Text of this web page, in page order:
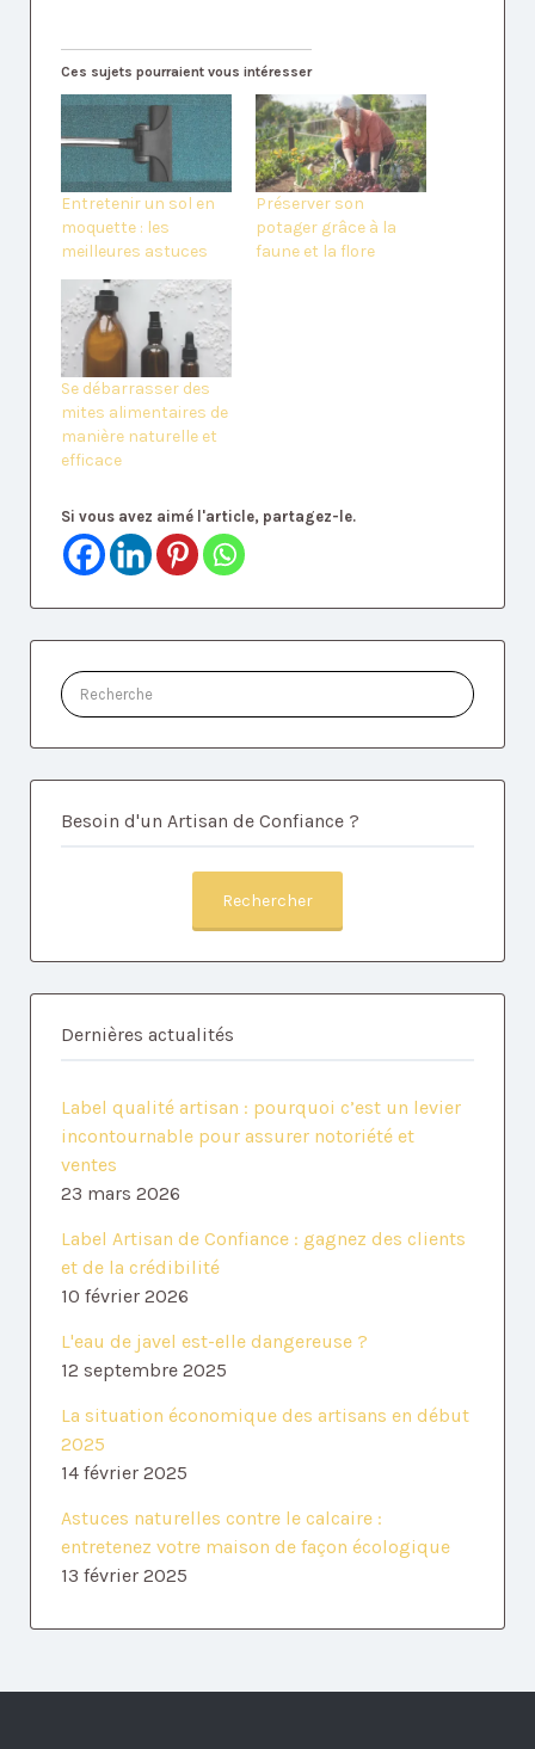
Ces sujets pourraient vous intéresser
Entretenir un sol en
moquette : les
meilleures astuces
Préserver son
potager grâce à la
faune et la flore
Se débarrasser des
mites alimentaires de
manière naturelle et
efficace
Si vous avez aimé l'article, partagez-le.
Rechercher:
Besoin d'un Artisan de Confiance ?
Rechercher
Dernières actualités
Label qualité artisan : pourquoi c’est un levier
incontournable pour assurer notoriété et
ventes
23 mars 2026
Label Artisan de Confiance : gagnez des clients
et de la crédibilité
10 février 2026
L'eau de javel est-elle dangereuse ?
12 septembre 2025
La situation économique des artisans en début
2025
14 février 2025
Astuces naturelles contre le calcaire :
entretenez votre maison de façon écologique
13 février 2025